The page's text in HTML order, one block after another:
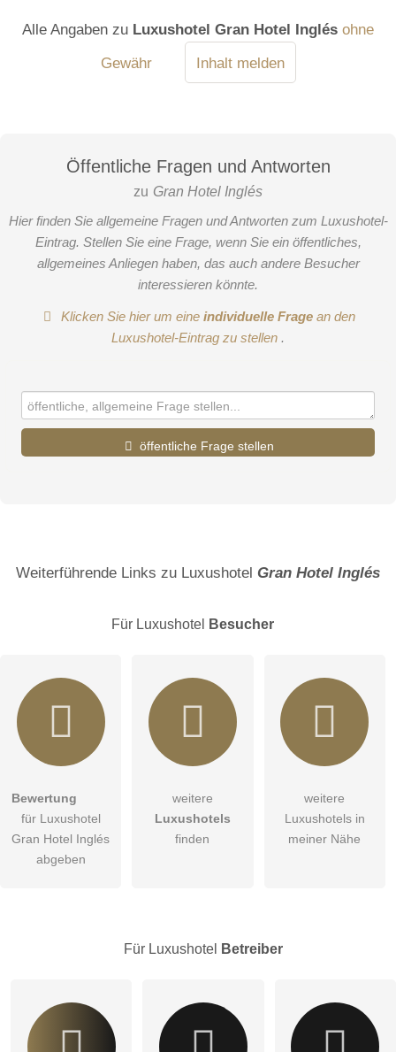
Alle Angaben zu Luxushotel Gran Hotel Inglés ohne
Gewähr
Inhalt melden
Öffentliche Fragen und Antworten
zu Gran Hotel Inglés
Hier finden Sie allgemeine Fragen und Antworten zum Luxushotel-
Eintrag. Stellen Sie eine Frage, wenn Sie ein öffentliches,
allgemeines Anliegen haben, das auch andere Besucher
interessieren könnte.
Klicken Sie hier um eineindividuelle Frage an den
Luxushotel-Eintrag zu stellen .
öffentliche Frage stellen
E-Mail-Adresse (wird nicht veröffentlicht)
Hiermit akzeptiere ich dieAGB
Die Datenschutzerklärung habe ich zur Kenntnis genommen.
Weiterführende Links zu Luxushotel Gran Hotel Inglés
Für Luxushotel Besucher
Bewertung
für Luxushotel
Gran Hotel Inglés
abgeben
weitere
Luxushotels
finden
weitere
Luxushotels in
meiner Nähe
Für Luxushotel Betreiber